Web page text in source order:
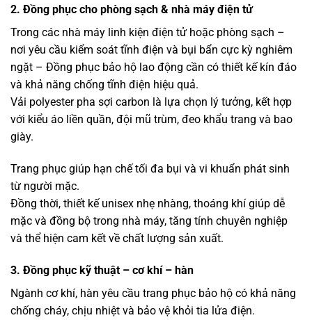
2. Đồng phục cho phòng sạch & nhà máy điện tử
Trong các nhà máy linh kiện điện tử hoặc phòng sạch –
nơi yêu cầu kiểm soát tĩnh điện và bụi bẩn cực kỳ nghiêm
ngặt – Đồng phục bảo hộ lao động cần có thiết kế kín đáo
và khả năng chống tĩnh điện hiệu quả.
Vải polyester pha sợi carbon là lựa chọn lý tưởng, kết hợp
với kiểu áo liền quần, đội mũ trùm, đeo khẩu trang và bao
giày.
Trang phục giúp hạn chế tối đa bụi và vi khuẩn phát sinh
từ người mặc.
Đồng thời, thiết kế unisex nhẹ nhàng, thoáng khí giúp dễ
mặc và đồng bộ trong nhà máy, tăng tính chuyên nghiệp
và thể hiện cam kết về chất lượng sản xuất.
3. Đồng phục kỹ thuật – cơ khí – hàn
Ngành cơ khí, hàn yêu cầu trang phục bảo hộ có khả năng
chống cháy, chịu nhiệt và bảo vệ khỏi tia lửa điện.